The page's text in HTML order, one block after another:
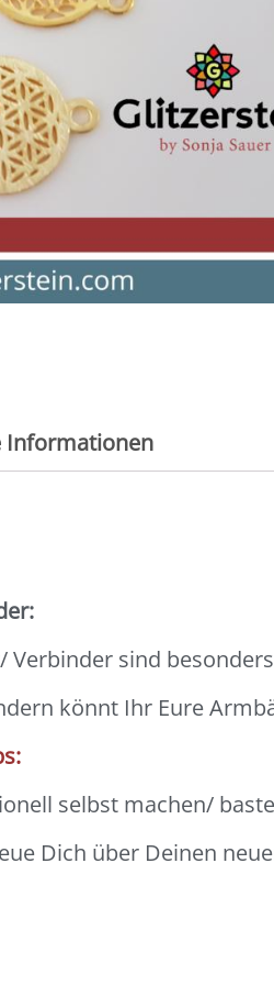
Informationen
Verbinder sind
könnt Ihr Eure
selbst machen/
Dich über Deinen